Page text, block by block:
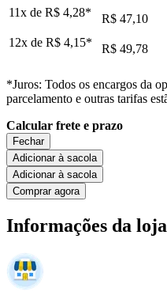
11x de R$ 4,28*
R$ 47,10
12x de R$ 4,15* R$ 49,78
*Juros: Todos os encargos da
parcelamento e outras tarifas
Calcular frete e prazo
Fechar
Adicionar à sacola
Adicionar à sacola
Comprar agora
Informações da loja